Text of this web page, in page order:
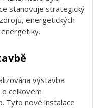
stanovuje strategický
energetických
výstavba
celkovém
Tyto nové instalace